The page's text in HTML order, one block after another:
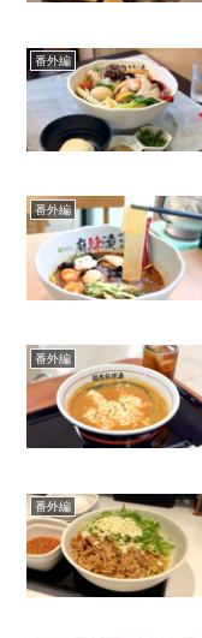
番外編
番外編
番外編
番外編